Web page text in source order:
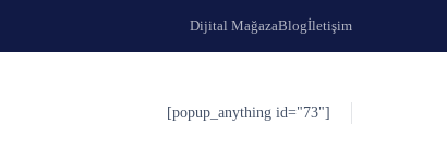
Dijital MağazaBlogİletişim
[popup_anything id="73"]